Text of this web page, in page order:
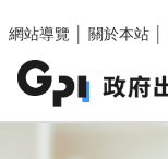
網站導覽
關於本站